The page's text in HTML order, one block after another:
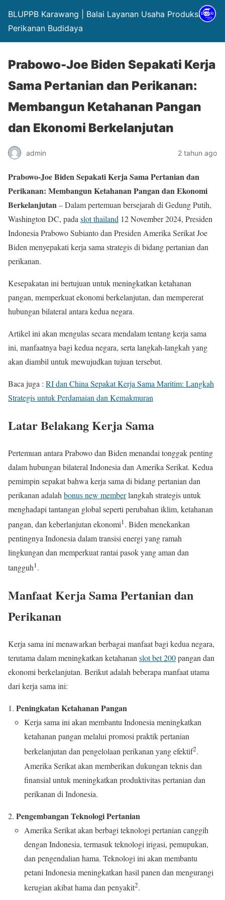
BLUPPB Karawang | Balai Layanan Usaha Produksi
Perikanan Budidaya
Prabowo-Joe Biden Sepakati Kerja
Sama Pertanian dan Perikanan:
Membangun Ketahanan Pangan
dan Ekonomi Berkelanjutan
admin 2 tahun ago
Prabowo-Joe Biden Sepakati Kerja Sama Pertanian dan
Perikanan: Membangun Ketahanan Pangan dan Ekonomi
Berkelanjutan– Dalam pertemuan bersejarah di Gedung Putih,
Washington DC, pada slot thailand 12 November 2024, Presiden
Indonesia Prabowo Subianto dan Presiden Amerika Serikat Joe
Biden menyepakati kerja sama strategis di bidang pertanian dan
perikanan.
Kesepakatan ini bertujuan untuk meningkatkan ketahanan
pangan, memperkuat ekonomi berkelanjutan, dan mempererat
hubungan bilateral antara kedua negara.
Artikel ini akan mengulas secara mendalam tentang kerja sama
ini, manfaatnya bagi kedua negara, serta langkah-langkah yang
akan diambil untuk mewujudkan tujuan tersebut.
Baca juga : RI dan China Sepakat Kerja Sama Maritim: Langkah
Strategis untuk Perdamaian dan Kemakmuran
Latar Belakang Kerja Sama
Pertemuan antara Prabowo dan Biden menandai tonggak penting
dalam hubungan bilateral Indonesia dan Amerika Serikat. Kedua
pemimpin sepakat bahwa kerja sama di bidang pertanian dan
perikanan adalah bonus new memberlangkah strategis untuk
menghadapi tantangan global seperti perubahan iklim, ketahanan
pangan, dan keberlanjutan ekonomi1. Biden menekankan
pentingnya Indonesia dalam transisi energi yang ramah
lingkungan dan memperkuat rantai pasok yang aman dan
tangguh1.
Manfaat Kerja Sama Pertanian dan
Perikanan
Kerja sama ini menawarkan berbagai manfaat bagi kedua negara,
terutama dalam meningkatkan ketahananslot bet 200pangan dan
ekonomi berkelanjutan. Berikut adalah beberapa manfaat utama
dari kerja sama ini:
Peningkatan Ketahanan Pangan
Kerja sama ini akan membantu Indonesia meningkatkan
ketahanan pangan melalui promosi praktik pertanian
berkelanjutan dan pengelolaan perikanan yang efektif2.
Amerika Serikat akan memberikan dukungan teknis dan
finansial untuk meningkatkan produktivitas pertanian dan
perikanan di Indonesia.
Pengembangan Teknologi Pertanian
Amerika Serikat akan berbagi teknologi pertanian canggih
dengan Indonesia, termasuk teknologi irigasi, pemupukan,
dan pengendalian hama. Teknologi ini akan membantu
petani Indonesia meningkatkan hasil panen dan mengurangi
kerugian akibat hama dan penyakit2.